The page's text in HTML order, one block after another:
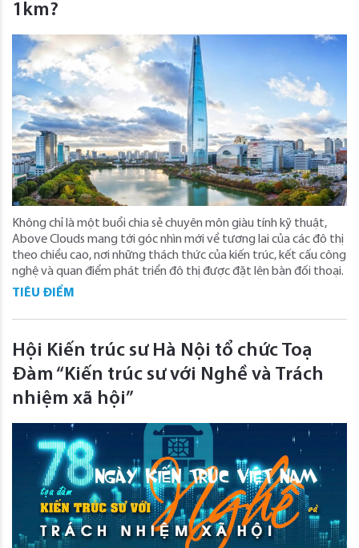
1km?
Không chỉ là một buổi chia sẻ chuyên môn giàu tính kỹ thuật,
Above Clouds mang tới góc nhìn mới về tương lai của các đô thị
theo chiều cao, nơi những thách thức của kiến trúc, kết cấu công
nghệ và quan điểm phát triển đô thị được đặt lên bàn đối thoại.
TIÊU ĐIỂM
Hội Kiến trúc sư Hà Nội tổ chức Toạ
Đàm “Kiến trúc sư với Nghề và Trách
nhiệm xã hội”